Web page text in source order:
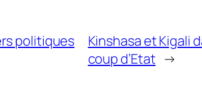
politiques
Kinshasa et Kigali
coup d’Etat →